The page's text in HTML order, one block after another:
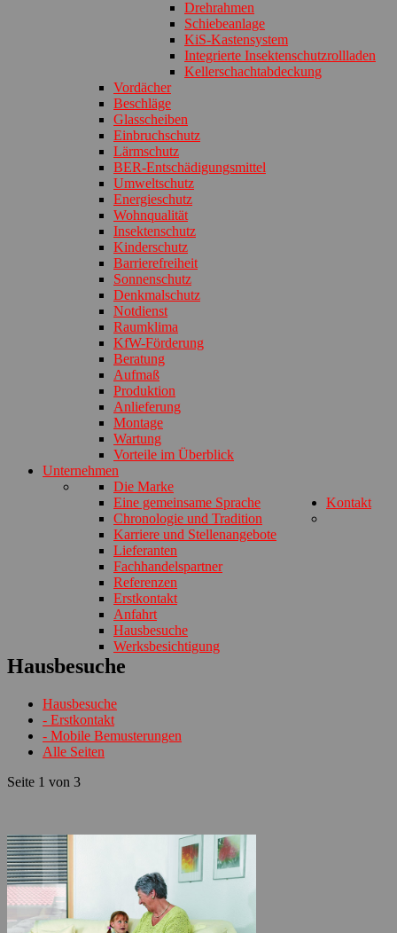
Drehrahmen
Schiebeanlage
KiS-Kastensystem
Integrierte Insektenschutzrollladen
Kellerschachtabdeckung
Vordächer
Beschläge
Glasscheiben
Einbruchschutz
Lärmschutz
BER-Entschädigungsmittel
Umweltschutz
Energieschutz
Wohnqualität
Insektenschutz
Kinderschutz
Barrierefreiheit
Sonnenschutz
Denkmalschutz
Notdienst
Raumklima
KfW-Förderung
Beratung
Aufmaß
Produktion
Anlieferung
Montage
Wartung
Vorteile im Überblick
Unternehmen
Die Marke
Eine gemeinsame Sprache
Chronologie und Tradition
Karriere und Stellenangebote
Lieferanten
Fachhandelspartner
Referenzen
Kontakt
Erstkontakt
Anfahrt
Hausbesuche
Werksbesichtigung
Hausbesuche
Hausbesuche
- Erstkontakt
- Mobile Bemusterungen
Alle Seiten
Seite 1 von 3